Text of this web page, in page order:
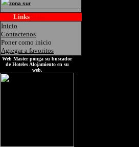
zona sur
Links
Inicio
Contactenos
Poner como inicio
Agregar a favoritos
Web Master ponga su buscador
de Hoteles Alojamiento en su
web.